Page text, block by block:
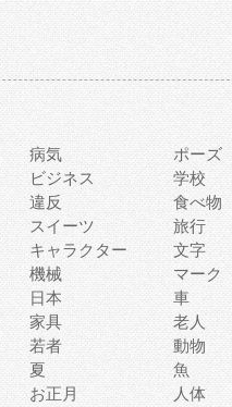
病気
ポーズ
ビジネス
学校
違反
食べ物
スイーツ
旅行
キャラクター
文字
機械
マーク
日本
車
家具
老人
若者
動物
夏
魚
お正月
人体